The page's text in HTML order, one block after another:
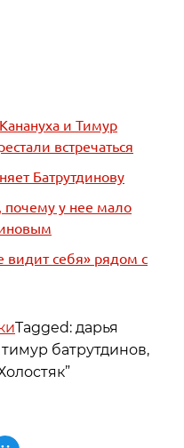
и Тимур
встречаться
Батрутдинову
почему у нее мало
видит себя» рядом с
Tagged: дарья
тимур батрутдинов,